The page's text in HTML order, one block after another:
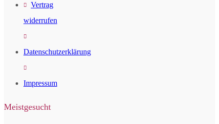
Vertrag
widerrufen
Datenschutzerklärung
Impressum
Meistgesucht